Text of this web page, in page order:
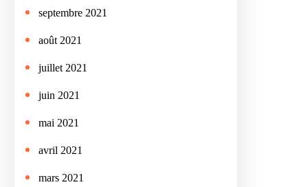
septembre 2021
août 2021
juillet 2021
juin 2021
mai 2021
avril 2021
mars 2021